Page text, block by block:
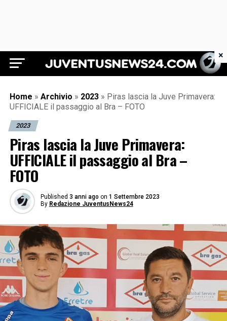
Juventus News 24
Home » Archivio » 2023 » Piras lascia la Juve Primavera:
UFFICIALE il passaggio al Bra – FOTO
2023
Piras lascia la Juve Primavera:
UFFICIALE il passaggio al Bra –
FOTO
Published 3 anni ago on 1 Settembre 2023
By Redazione JuventusNews24
×